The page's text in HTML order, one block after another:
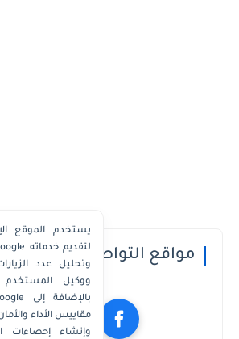
مواقع التواصل الاجتماعي
يستخدم الموقع
وتحليل عدد
مقاييس الأداء
وإنشاء إحصاءات